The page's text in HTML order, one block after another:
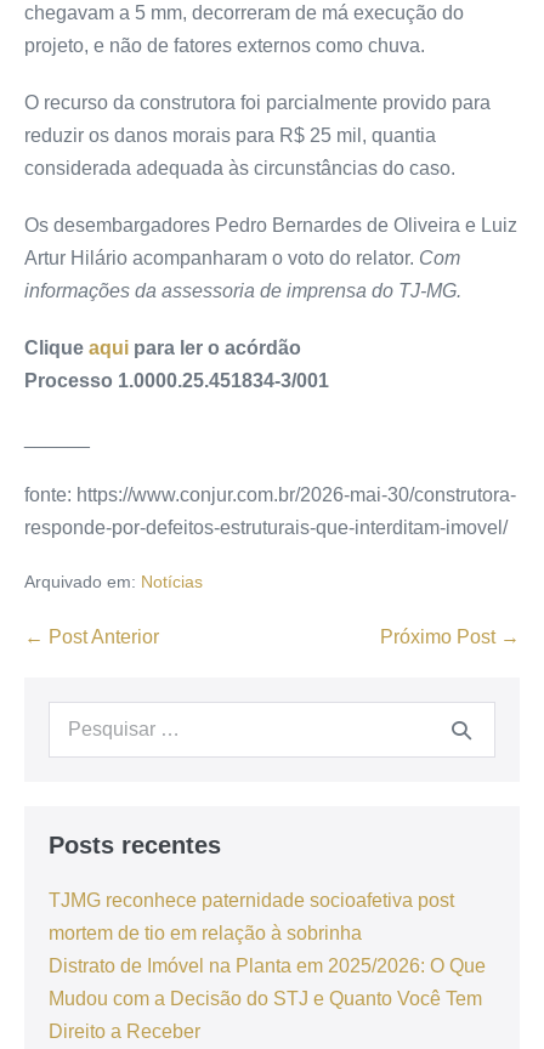
chegavam a 5 mm, decorreram de má execução do
projeto, e não de fatores externos como chuva.
O recurso da construtora foi parcialmente provido para
reduzir os danos morais para R$ 25 mil, quantia
considerada adequada às circunstâncias do caso.
Os desembargadores Pedro Bernardes de Oliveira e Luiz
Artur Hilário acompanharam o voto do relator. Com
informações da assessoria de imprensa do TJ-MG.
Clique aqui para ler o acórdão
Processo 1.0000.25.451834-3/001
fonte: https://www.conjur.com.br/2026-mai-30/construtora-
responde-por-defeitos-estruturais-que-interditam-imovel/
Arquivado em: Notícias
← Post Anterior Próximo Post →
Posts recentes
TJMG reconhece paternidade socioafetiva post
mortem de tio em relação à sobrinha
Distrato de Imóvel na Planta em 2025/2026: O Que
Mudou com a Decisão do STJ e Quanto Você Tem
Direito a Receber